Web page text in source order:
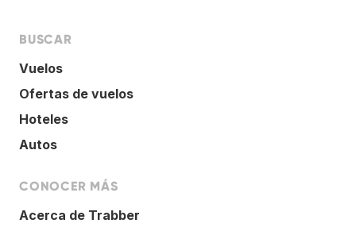
BUSCAR
Vuelos
Ofertas de vuelos
Hoteles
Autos
CONOCER MÁS
Acerca de Trabber